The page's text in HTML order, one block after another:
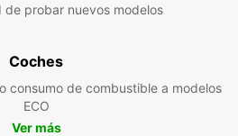
probar nuevos modelos
Coches
consumo de combustible a modelos
ECO
Ver más